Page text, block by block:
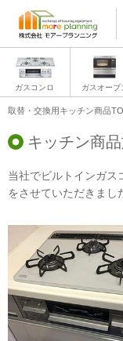
ガスコンロ ガスオーブ
取替・交換用キッチン商品
キッチン商
当社でビルトインガス
をさせていただきまし